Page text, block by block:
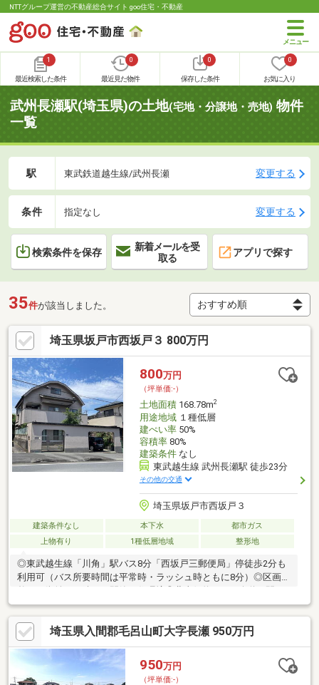
NTTグループ運営の不動産総合サイト goo住宅・不動産
1
最近検索した条件
0
最近見た物件
0
保存した条件
0
お気に入り
武州長瀬駅(埼玉県)の土地(宅地・分譲地・売地) 物件
一覧
駅 東武鉄道越生線/武州長瀬 変更する
条件 指定なし 変更する
検索条件を保存
新着メールを受
取る
アプリで探す
35件が該当しました。
埼玉県坂戸市西坂戸３ 800万円
800万円
（坪単価:-）
土地面積168.78m2
用途地域１種低層
建ぺい率50%
容積率80%
建築条件なし
東武越生線 武州長瀬駅 徒歩23分
その他の交通
埼玉県坂戸市西坂戸３
建築条件なし 本下水
都市ガス
上物有り
1種低層地域 整形地
◎東武越生線「川角」駅バス8分「西坂戸三郵便局」停徒歩2分も
利用可（バス所要時間は平常時・ラッシュ時ともに8分）◎区画の
整った街並みが続く、閑静な住環境◎北東側約12.0ｍ公道に間口
約12.0ｍ接面◎ゆとりの土地面積（公簿）168.78平米（約51.05
坪）◎建築条件付土地ではありません。お好きなハウスメーカー
で建築できます。
埼玉県入間郡毛呂山町大字長瀬 950万円
950万円
（坪単価:-）